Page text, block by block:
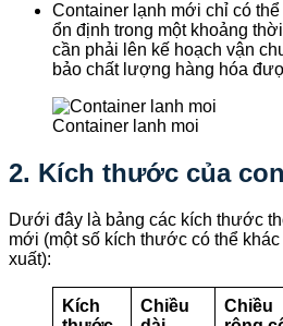
Container lạnh mới chỉ có
ổn định trong một khoảng
cần phải lên kế hoạch vận
bảo chất lượng hàng hóa
Container lanh moi
2. Kích thước của
Dưới đây là bảng các kích thước
mới (một số kích thước có thể
xuất):
Kích
Chiều
Chiều